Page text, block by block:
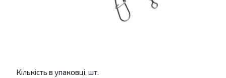
Кількість в упаковці, шт.